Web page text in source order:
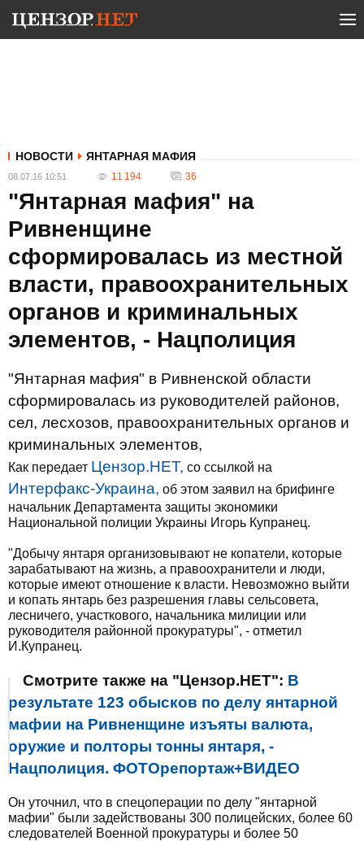
НОВОСТИ ЯНТАРНАЯ МАФИЯ
08.07.16 10:51 11 194 36
"Янтарная мафия" на
Ривненщине
сформировалась из местной
власти, правоохранительных
органов и криминальных
элементов, - Нацполиция
"Янтарная мафия" в Ривненской области
сформировалась из руководителей районов,
сел, лесхозов, правоохранительных органов и
криминальных элементов,
Как передает Цензор.НЕТ, со ссылкой на
Интерфакс-Украина, об этом заявил на брифинге
начальник Департамента защиты экономики
Национальной полиции Украины Игорь Купранец.
"Добычу янтаря организовывают не копатели, которые
зарабатывают на жизнь, а правоохранители и люди,
которые имеют отношение к власти. Невозможно выйти
и копать янтарь без разрешения главы сельсовета,
лесничего, участкового, начальника милиции или
руководителя районной прокуратуры", - отметил
И.Купранец.
Смотрите также на "Цензор.НЕТ": В
результате 123 обысков по делу янтарной
мафии на Ривненщине изъяты валюта,
оружие и полторы тонны янтаря, -
Нацполиция. ФОТОрепортаж+ВИДЕО
Он уточнил, что в спецоперации по делу "янтарной
мафии" были задействованы 300 полицейских, более 60
следователей Военной прокуратуры и более 50